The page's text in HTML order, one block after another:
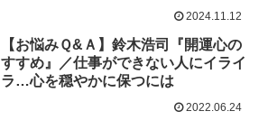
2024.11.12
【お悩みＱ&Ａ】鈴木浩司『開運心の
すすめ』／仕事ができない人にイライ
ラ…心を穏やかに保つには
2022.06.24